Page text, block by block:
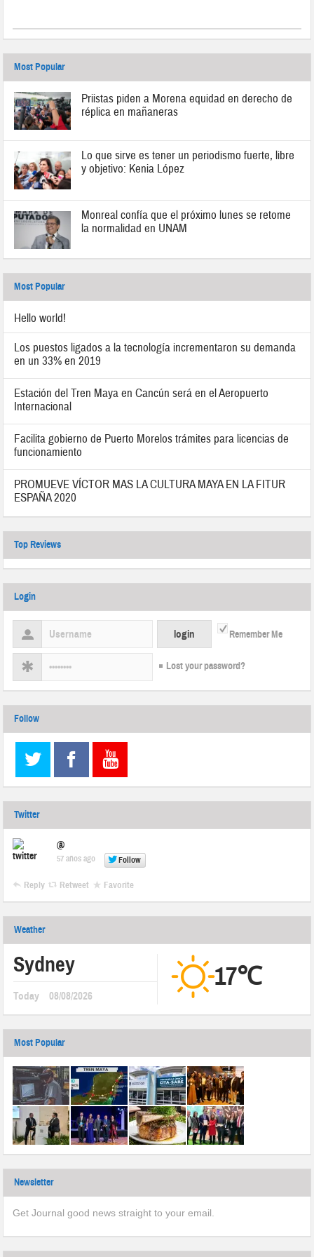
Most Popular
Priistas piden a Morena equidad en derecho de
réplica en mañaneras
Lo que sirve es tener un periodismo fuerte, libre
y objetivo: Kenia López
Monreal confía que el próximo lunes se retome
la normalidad en UNAM
Most Popular
Hello world!
Los puestos ligados a la tecnología incrementaron su demanda
en un 33% en 2019
Estación del Tren Maya en Cancún será en el Aeropuerto
Internacional
Facilita gobierno de Puerto Morelos trámites para licencias de
funcionamiento
PROMUEVE VÍCTOR MAS LA CULTURA MAYA EN LA FITUR
ESPAÑA 2020
Top Reviews
Login
Remember Me
Lost your password?
Follow
Twitter
@
57 años ago Follow
Reply Retweet Favorite
Weather
Sydney
Today 08/08/2026
17℃
Most Popular
Newsletter
Get Journal good news straight to your email.